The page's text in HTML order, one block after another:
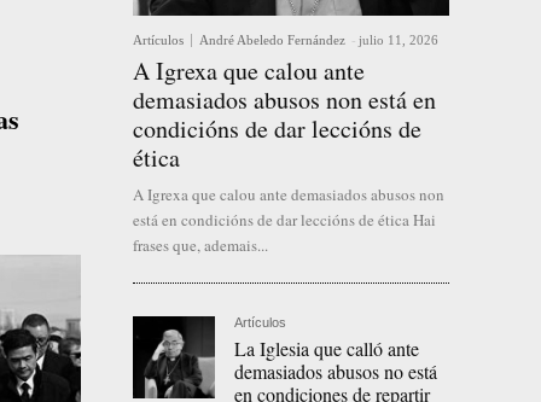
Artículos André Abeledo Fernández - julio 11, 2026
A Igrexa que calou ante
demasiados abusos non está en
condicións de dar leccións de
ética
A Igrexa que calou ante demasiados abusos non
está en condicións de dar leccións de ética Hai
frases que, ademais...
Artículos
La Iglesia que calló ante
demasiados abusos no está
en condiciones de repartir